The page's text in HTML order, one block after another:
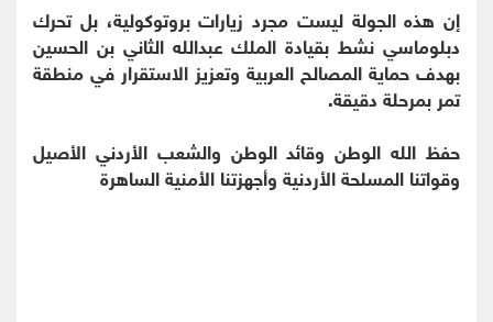
إن هذه الجولة ليست مجرد زيارات بروتوكولية، بل تحرك
دبلوماسي نشط بقيادة الملك عبدالله الثاني بن الحسين
بهدف حماية المصالح العربية وتعزيز الاستقرار في منطقة
تمر بمرحلة دقيقة.
حفظ الله الوطن وقائد الوطن والشعب الأردني الأصيل
وقواتنا المسلحة الأردنية وأجهزتنا الأمنية الساهرة